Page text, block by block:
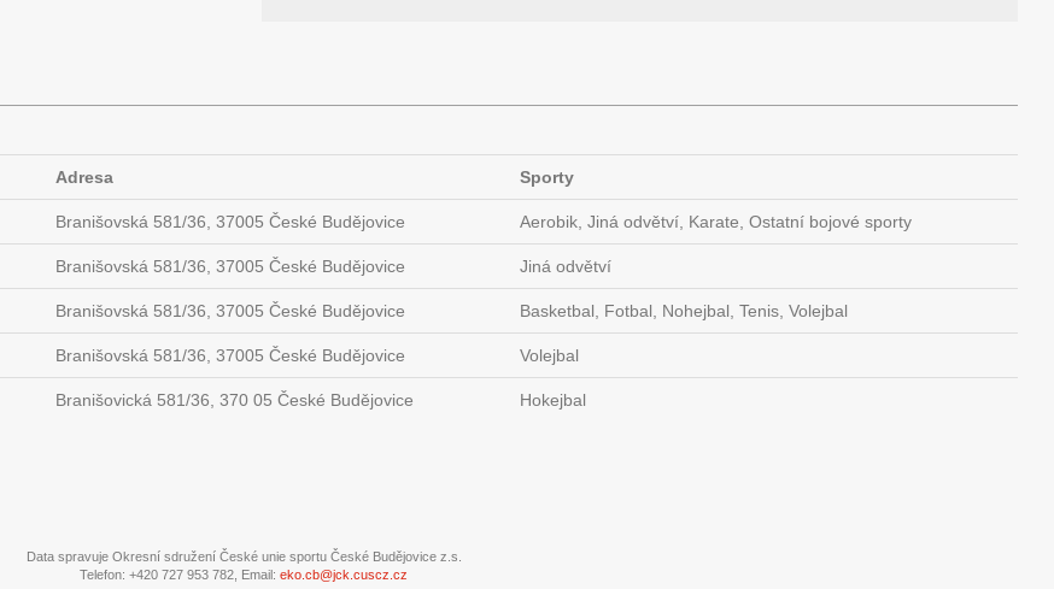
Adresa Sporty
Branišovská 581/36, 37005 České Budějovice Aerobik, Jiná odvětví, Karate, Ostatní bojové sporty
Branišovská 581/36, 37005 České Budějovice Jiná odvětví
Branišovská 581/36, 37005 České Budějovice Basketbal, Fotbal, Nohejbal, Tenis, Volejbal
Branišovská 581/36, 37005 České Budějovice Volejbal
Branišovická 581/36, 370 05 České Budějovice Hokejbal
Data spravuje Okresní sdružení České unie sportu České Budějovice z.s.
Telefon: +420 727 953 782, Email: eko.cb@jck.cuscz.cz